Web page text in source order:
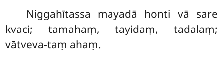
Niggahītassa mayadā honti vā sare
kvaci; tamahaṃ, tayidaṃ, tadalaṃ;
vātveva-taṃ ahaṃ.